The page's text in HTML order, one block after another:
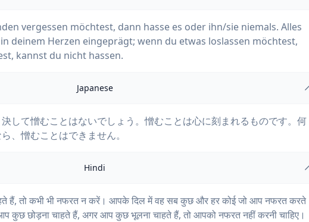
vergessen möchtest, dann hasse es oder ihn/sie niemals. Alles
deinem Herzen eingeprägt; wenn du etwas loslassen möchtest,
kannst du nicht hassen.
Japanese
して憎むことはないでしょう。憎むことは心に刻まれるものです。何
、憎むことはできません。
Hindi
हैं, तो कभी भी नफरत न करें। आपके दिल में वह सब कुछ और हर कोई जो आप नफरत करते
कुछ छोड़ना चाहते हैं, अगर आप कुछ भूलना चाहते हैं, तो आपको नफरत नहीं करनी चाहिए।